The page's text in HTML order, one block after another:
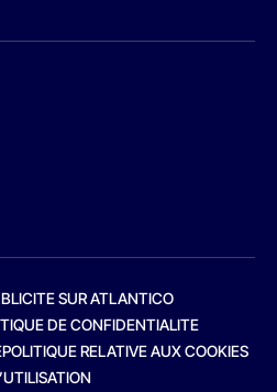
SUR ATLANTICO
DE CONFIDENTIALITE
POLITIQUE RELATIVE AUX COOKIES